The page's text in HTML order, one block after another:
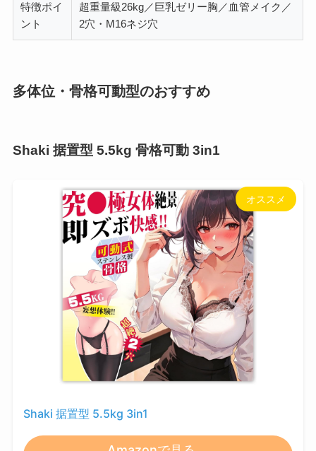
特徴ポイ
ント
超重量級26kg／巨乳ゼリー胸／血管メイク／
2穴・M16ネジ穴
多体位・骨格可動型のおすすめ
Shaki 据置型 5.5kg 骨格可動 3in1
オススメ
Shaki 据置型 5.5kg 3in1